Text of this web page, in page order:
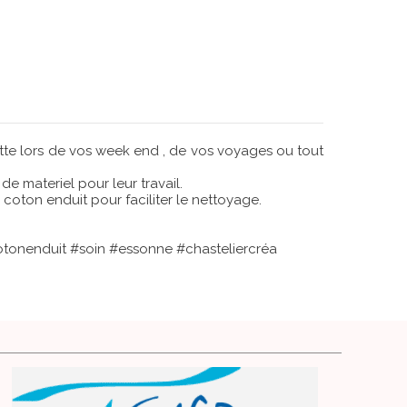
lors de vos week end , de vos voyages ou tout
materiel pour leur travail.
coton enduit pour faciliter le nettoyage.
#soin #essonne #chasteliercréa